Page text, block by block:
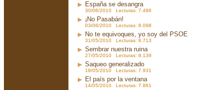
España se desangra
30/06/2010 Lecturas: 7.496
¡No Pasabán!
03/06/2010 Lecturas: 8.098
No te equivoques, yo soy del PSOE
31/05/2010 Lecturas: 8.713
Sembrar nuestra ruina
27/05/2010 Lecturas: 8.139
Saqueo generalizado
18/05/2010 Lecturas: 7.931
El país por la ventana
14/05/2010 Lecturas: 7.881